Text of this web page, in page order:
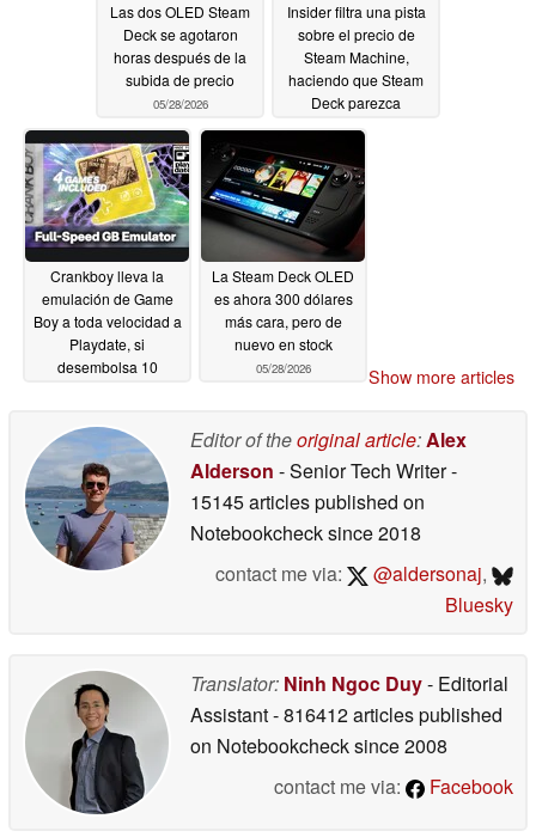
Las dos OLED Steam
Deck se agotaron
horas después de la
subida de precio
05/28/2026
Insider filtra una pista
sobre el precio de
Steam Machine,
haciendo que Steam
Deck parezca
Crankboy lleva la
emulación de Game
Boy a toda velocidad a
Playdate, si
desembolsa 10
La Steam Deck OLED
es ahora 300 dólares
más cara, pero de
nuevo en stock
05/28/2026 Show more articles
Editor of theoriginal article:Alex
Alderson - Senior Tech Writer-
15145 articles published on
Notebookchecksince 2018
contact me via:
@aldersonaj,
Bluesky
Translator: Ninh Ngoc Duy- Editorial
Assistant- 816412 articles published
on Notebookchecksince 2008
contact me via:
Facebook